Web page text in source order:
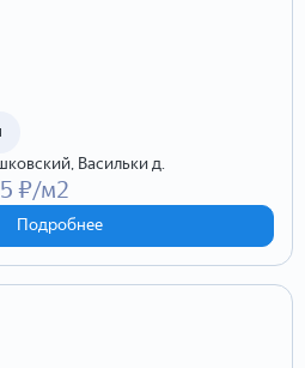
Васильки д.
Подробнее
₽/м2